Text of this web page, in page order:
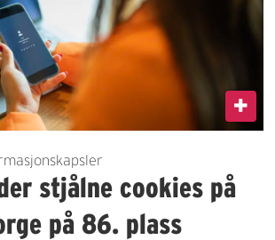
stjålne cookies på
på 86. plass